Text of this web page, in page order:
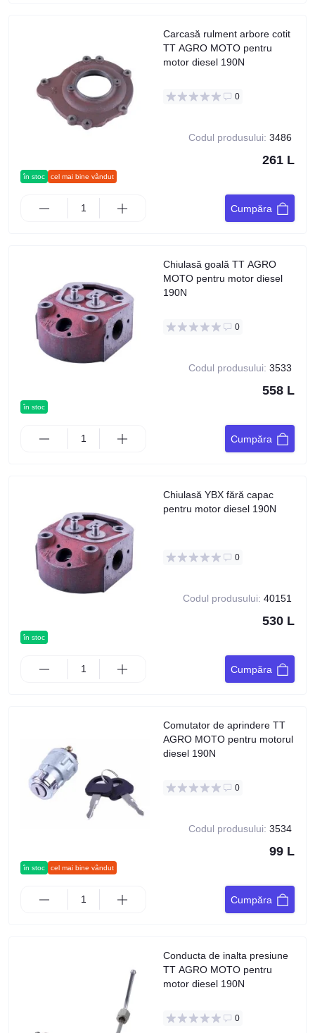
în stoc cel mai bine vândut
Carcasă rulment arbore cotit
TT AGRO MOTO pentru
motor diesel 190N
0
Codul produsului: 3486
261 L
Cumpăra
în stoc
Chiulasă goală TT AGRO
MOTO pentru motor diesel
190N
0
Codul produsului: 3533
558 L
Cumpăra
în stoc
Chiulasă YBX fără capac
pentru motor diesel 190N
0
Codul produsului: 40151
530 L
Cumpăra
în stoc cel mai bine vândut
Comutator de aprindere TT
AGRO MOTO pentru motorul
diesel 190N
0
Codul produsului: 3534
99 L
Cumpăra
Conducta de inalta presiune
TT AGRO MOTO pentru
motor diesel 190N
0